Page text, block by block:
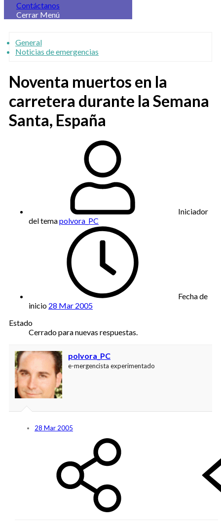
Contáctanos
Cerrar Menú
General
Noticias de emergencias
Noventa muertos en la
carretera durante la Semana
Santa, España
Iniciador
del temapolvora_PC
Fecha de
inicio 28 Mar 2005
Estado
Cerrado para nuevas respuestas.
polvora_PC
e-mergencista experimentado
28 Mar 2005